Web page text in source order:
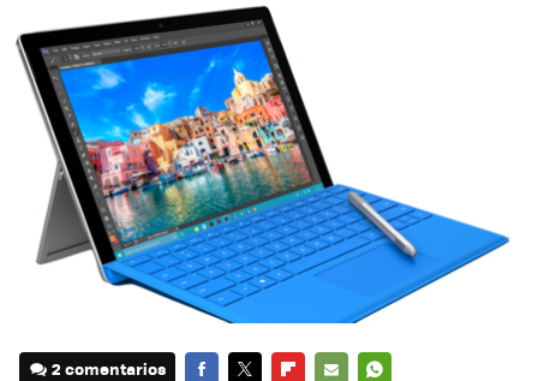
2 comentarios